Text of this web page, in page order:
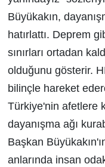
Büyükakın,
hatırlattı. Deprem
sınırları ortadan
olduğunu gösterir.
bilinçle hareket
Türkiye'nin afetlere
dayanışma ağı
Başkan
anlarında insan